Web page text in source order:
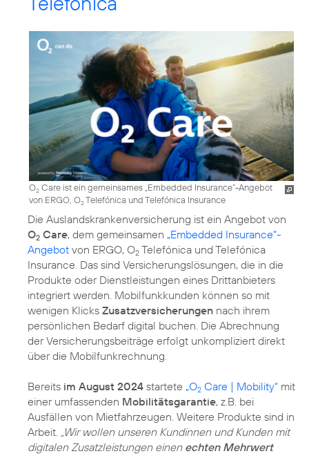
O2 Care ist ein gemeinsames „Embedded Insurance“-Angebot
von ERGO, O2Telefónica und Telefónica Insurance
Die Auslandskrankenversicherung ist ein Angebot von
O2 Care, dem gemeinsamen „Embedded Insurance“-
Angebot von ERGO, O2 Telefónica und Telefónica
Insurance. Das sind Versicherungslösungen, die in die
Produkte oder Dienstleistungen eines Drittanbieters
integriert werden. Mobilfunkkunden können so mit
wenigen Klicks Zusatzversicherungen nach ihrem
persönlichen Bedarf digital buchen. Die Abrechnung
der Versicherungsbeiträge erfolgt unkompliziert direkt
über die Mobilfunkrechnung.
Bereits im August 2024 startete „O2 Care | Mobility“ mit
einer umfassenden Mobilitätsgarantie, z.B. bei
Ausfällen von Mietfahrzeugen. Weitere Produkte sind in
Arbeit.
„Wir wollen unseren Kundinnen und Kunden mit
digitalen Zusatzleistungen einen echten Mehrwert